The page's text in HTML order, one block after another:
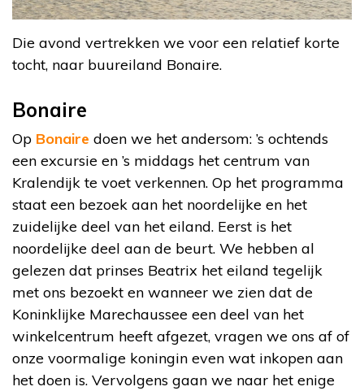
Die avond vertrekken we voor een relatief korte
tocht, naar buureiland Bonaire.
Bonaire
Op Bonaire doen we het andersom: ’s ochtends
een excursie en ’s middags het centrum van
Kralendijk te voet verkennen. Op het programma
staat een bezoek aan het noordelijke en het
zuidelijke deel van het eiland. Eerst is het
noordelijke deel aan de beurt. We hebben al
gelezen dat prinses Beatrix het eiland tegelijk
met ons bezoekt en wanneer we zien dat de
Koninklijke Marechaussee een deel van het
winkelcentrum heeft afgezet, vragen we ons af of
onze voormalige koningin even wat inkopen aan
het doen is. Vervolgens gaan we naar het enige